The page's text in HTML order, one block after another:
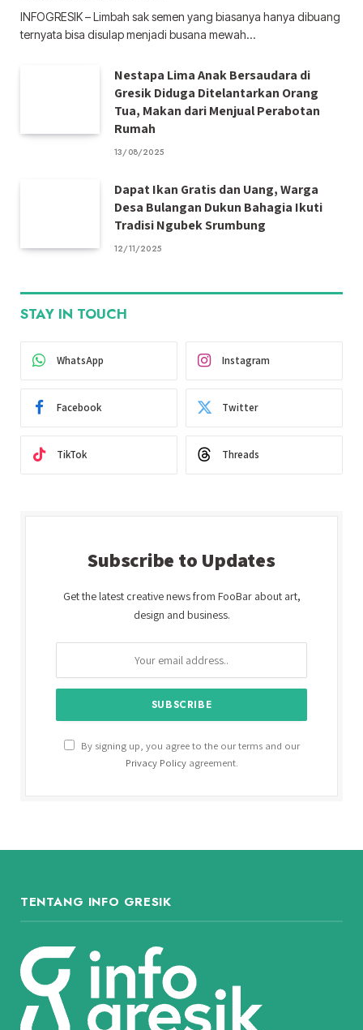
INFOGRESIK – Limbah sak semen yang biasanya hanya dibuang
ternyata bisa disulap menjadi busana mewah…
Nestapa Lima Anak Bersaudara di
Gresik Diduga Ditelantarkan Orang
Tua, Makan dari Menjual Perabotan
Rumah
13/08/2025
Dapat Ikan Gratis dan Uang, Warga
Desa Bulangan Dukun Bahagia Ikuti
Tradisi Ngubek Srumbung
12/11/2025
STAY IN TOUCH
WhatsApp Instagram
Facebook Twitter
TikTok Threads
Subscribe to Updates
Get the latest creative news from FooBar about art,
design and business.
By signing up, you agree to the our terms and our
Privacy Policyagreement.
TENTANG INFO GRESIK